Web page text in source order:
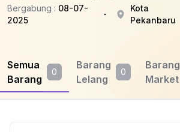
Bergabung : 08-07-
2025
Kota
Pekanbaru
Semua
Barang
0
Barang
Lelang
0
Barang
Market